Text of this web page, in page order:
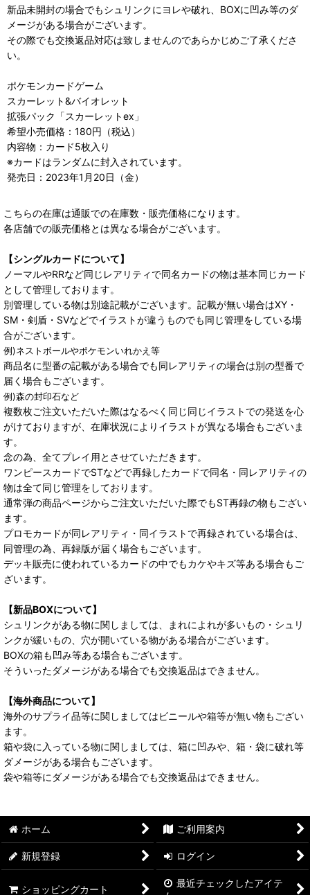
新品未開封の場合でもシュリンクにヨレや破れ、BOXに凹み等のダ
メージがある場合がございます。
その際でも交換返品対応は致しませんのであらかじめご了承くださ
い。
ポケモンカードゲーム
スカーレット&バイオレット
拡張パック「スカーレットex」
希望小売価格：180円（税込）
内容物：カード5枚入り
※カードはランダムに封入されています。
発売日：2023年1月20日（金）
こちらの在庫は通販での在庫数・販売価格になります。
各店舗での販売価格とは異なる場合がございます。
【シングルカードについて】
ノーマルやRRなど同じレアリティで同名カードの物は基本同じカード
として管理しております。
別管理している物は別途記載がございます。記載が無い場合はXY・
SM・剣盾・SVなどでイラストが違うものでも同じ管理をしている場
合がございます。
例)ネストボールやポケモンいれかえ等
商品名に型番の記載がある場合でも同レアリティの場合は別の型番で
届く場合もございます。
例)森の封印石など
複数枚ご注文いただいた際はなるべく同じ同じイラストでの発送を心
がけておりますが、在庫状況によりイラストが異なる場合もございま
す。
念の為、全てプレイ用とさせていただきます。
ワンピースカードでSTなどで再録したカードで同名・同レアリティの
物は全て同じ管理をしております。
通常弾の商品ページからご注文いただいた際でもST再録の物もござい
ます。
プロモカードが同レアリティ・同イラストで再録されている場合は、
同管理の為、再録版が届く場合もございます。
デッキ販売に使われているカードの中でもカケやキズ等ある場合もご
ざいます。
【新品BOXについて】
シュリンクがある物に関しましては、まれによれが多いもの・シュリ
ンクが緩いもの、穴が開いている物がある場合がございます。
BOXの箱も凹み等ある場合もございます。
そういったダメージがある場合でも交換返品はできません。
【海外商品について】
海外のサプライ品等に関しましてはビニールや箱等が無い物もござい
ます。
箱や袋に入っている物に関しましては、箱に凹みや、箱・袋に破れ等
ダメージがある場合もございます。
袋や箱等にダメージがある場合でも交換返品はできません。
ホーム ご利用案内
新規登録 ログイン
ショッピングカート
最近チェックしたアイテ